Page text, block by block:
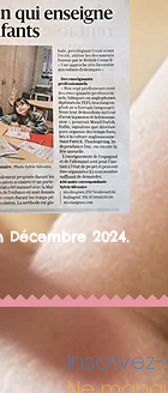
2024.